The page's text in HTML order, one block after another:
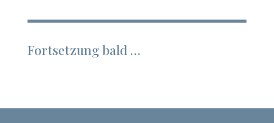
Fortsetzung bald …